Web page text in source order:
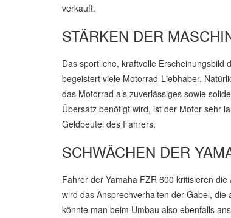
verkauft.
STÄRKEN DER
Das sportliche, kraftvolle
begeistert viele Motorrad-Liebhaber.
das Motorrad als zuverlässiges sowie
Übersatz benötigt wird, ist der Motor sehr
Geldbeutel des Fahrers.
SCHWÄCHEN DER
Fahrer der Yamaha FZR 600 kritisieren
wird das Ansprechverhalten der Gabel,
könnte man beim Umbau also ebenfalls